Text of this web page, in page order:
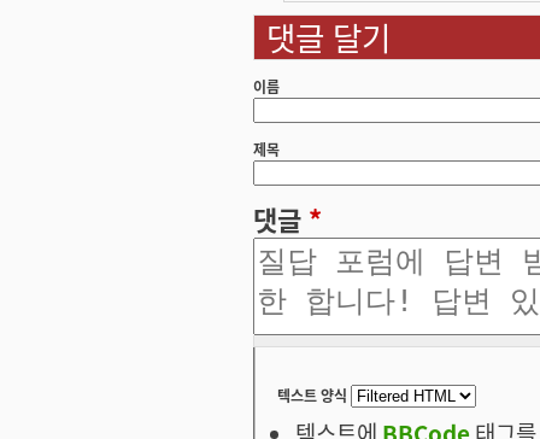
댓글 달기
이름
제목
댓글 *
텍스트 양식
텍스트에 BBCode태그